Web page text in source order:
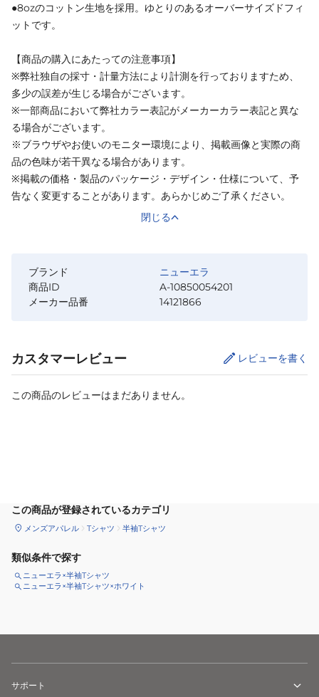
●8ozのコットン生地を採用。ゆとりのあるオーバーサイズドフィ
ットです。
【商品の購入にあたっての注意事項】
※弊社独自の採寸・計量方法により計測を行っておりますため、
多少の誤差が生じる場合がございます。
※一部商品において弊社カラー表記がメーカーカラー表記と異な
る場合がございます。
※ブラウザやお使いのモニター環境により、掲載画像と実際の商
品の色味が若干異なる場合があります。
※掲載の価格・製品のパッケージ・デザイン・仕様について、予
告なく変更することがあります。あらかじめご了承ください。
閉じる
ブランド
ニューエラ
商品ID
A-10850054201
メーカー品番
14121866
カスタマーレビュー レビューを書く
この商品のレビューはまだありません。
この商品が登録されているカテゴリ
メンズアパレル Tシャツ 半袖Tシャツ
類似条件で探す
ニューエラ×半袖Tシャツ
ニューエラ×半袖Tシャツ×ホワイト
サポート